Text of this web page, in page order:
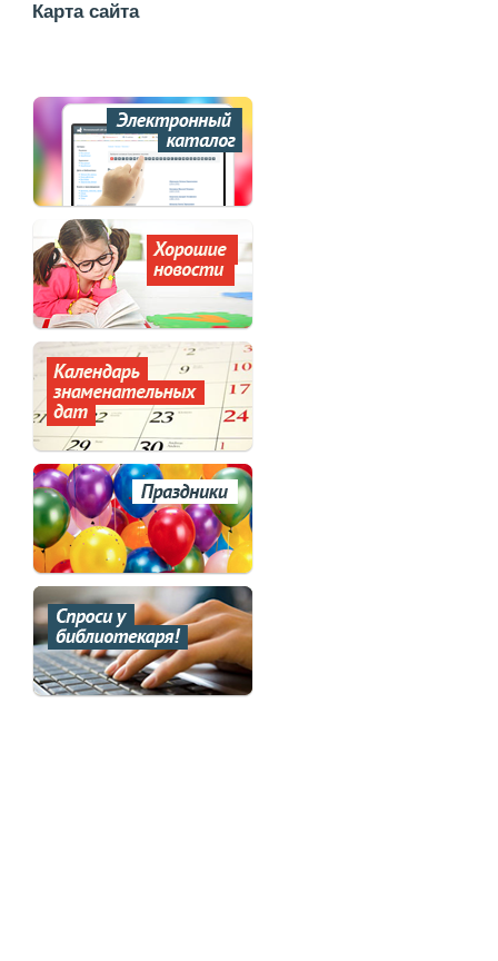
Карта сайта